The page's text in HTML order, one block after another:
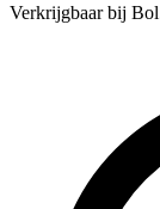
Verkrijgbaar bij